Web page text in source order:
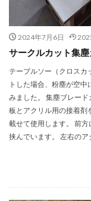
2024年7月6日
サークルカット集
テーブルソー（クロスカ
トした場合、粉塵が空
みました。 集塵ブレー
板とアクリル用の接着剤
載せて使用します。 前
挟んでいます。 左右の